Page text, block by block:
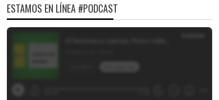
ESTAMOS EN LÍNEA #PODCAST